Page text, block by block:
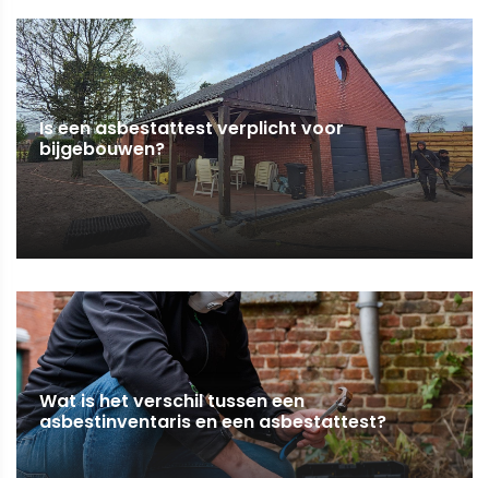
Is een asbestattest verplicht voor
bijgebouwen?
Wat is het verschil tussen een
asbestinventaris en een asbestattest?